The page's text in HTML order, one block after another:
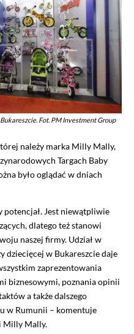
Fot. PM Investment Group
należy marka Milly Mally,
Targach Baby
było oglądać w dniach
potencjał. Jest niewątpliwie
dlatego też stanowi
naszej firmy. Udział w
dziecięcej w Bukareszcie daje
zaprezentowania
biznesowymi, poznania opinii
a także dalszego
w Rumunii – komentuje
Milly Mally.